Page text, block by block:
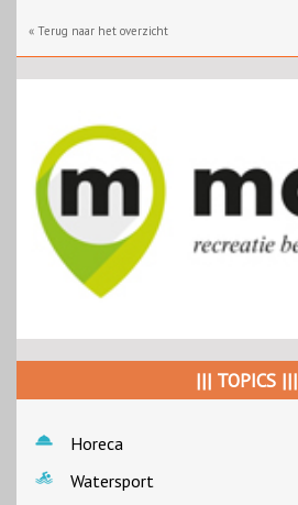
« Terug naar het overzicht
||| TOPICS |||
Horeca
Watersport